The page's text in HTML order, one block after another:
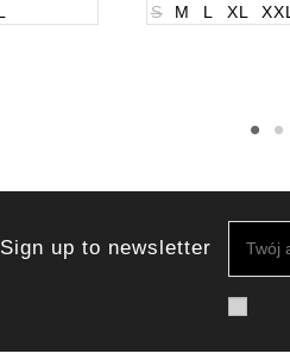
S M L XL XXL
Sign up to newsletter